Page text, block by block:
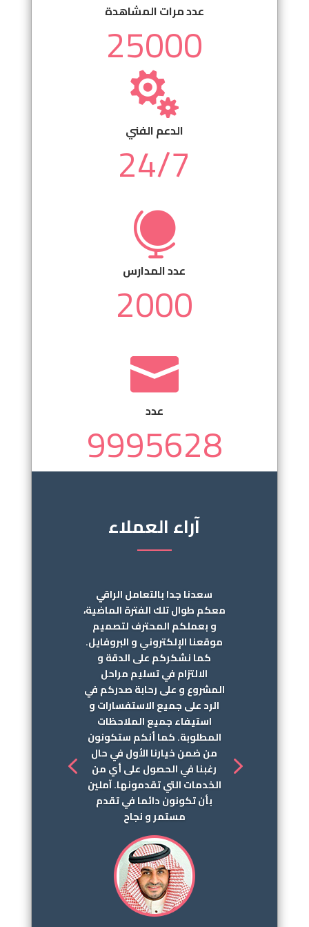
عدد مرات المشاهدة
25000

الدعم الفني
24/7

عدد المدارس
2000

عدد
9995628
آراء العملاء
سعدنا جدا بالتعامل الراقي
معكم طوال تلك الفترة الماضية،
و بعملكم المحترف لتصميم
موقعنا الإلكتروني و البروفايل.
كما نشكركم على الدقة و
الالتزام في تسليم مراحل
المشروع و على رحابة صدركم في
الرد على جميع الاستفسارات و
استيفاء جميع الملاحظات
المطلوبة. كما أنكم ستكونون
من ضمن خيارنا الأول في حال
رغبنا في الحصول على أي من
الخدمات التي تقدمونها. آملين
بأن تكونون دائما في تقدم
مستمر و نجاح